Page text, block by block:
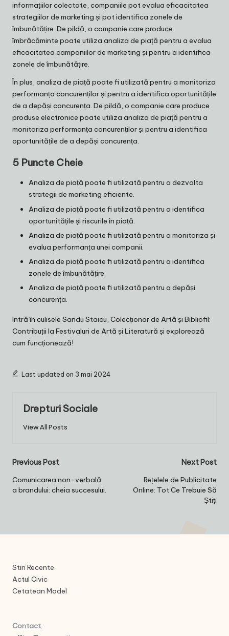
informațiilor colectate, companiile pot evalua eficacitatea
strategiilor de marketing și pot identifica zonele de
îmbunătățire. De pildă, o companie care produce
îmbrăcăminte poate utiliza analiza de piață pentru a evalua
eficacitatea campaniilor de marketing și pentru a identifica
zonele de îmbunătățire.
În plus, analiza de piață poate fi utilizată pentru a monitoriza
performanța concurenților și pentru a identifica oportunitățile
de a depăși concurența. De pildă, o companie care produce
produse electronice poate utiliza analiza de piață pentru a
monitoriza performanța concurenților și pentru a identifica
oportunitățile de a depăși concurența.
5 Puncte Cheie
Analiza de piață poate fi utilizată pentru a dezvolta
strategii de marketing eficiente.
Analiza de piață poate fi utilizată pentru a identifica
oportunitățile și riscurile în piață.
Analiza de piață poate fi utilizată pentru a monitoriza și
evalua performanța unei companii.
Analiza de piață poate fi utilizată pentru a identifica
zonele de îmbunătățire.
Analiza de piață poate fi utilizată pentru a depăși
concurența.
Intră în culisele Sandu Staicu, Colecționar de Artă și Bibliofil:
Contribuții la Festivaluri de Artă și Literatură și explorează
cum funcționează!
Last updated on 3 mai 2024
Drepturi Sociale
View All Posts
Post
navigation
Previous Post
Comunicarea non-verbală
a brandului: cheia succesului.
Next Post
Rețelele de Publicitate
Online: Tot Ce Trebuie Să
Știți
Stiri Recente
Actul Civic
Cetatean Model
Contact: